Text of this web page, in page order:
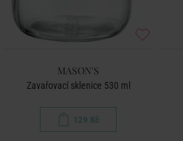
MASON'S
Zavařovací sklenice 530 ml
129 Kč